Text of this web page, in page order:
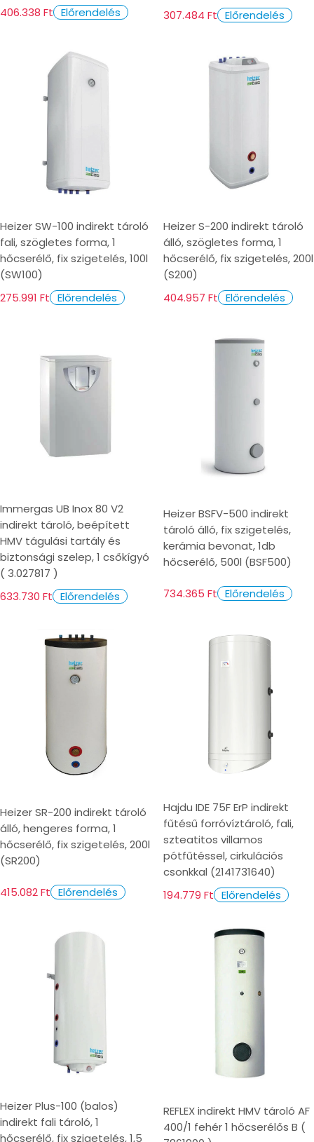
406.338 Ft Előrendelés
307.484 Ft Előrendelés
Heizer SW-100 indirekt tároló
fali, szögletes forma, 1
hőcserélő, fix szigetelés, 100l
(SW100)
275.991 Ft Előrendelés
Heizer S-200 indirekt tároló
álló, szögletes forma, 1
hőcserélő, fix szigetelés, 200l
(S200)
404.957 Ft Előrendelés
Immergas UB Inox 80 V2
indirekt tároló, beépített
HMV tágulási tartály és
biztonsági szelep, 1 csőkígyó
( 3.027817 )
633.730 Ft Előrendelés
Heizer BSFV-500 indirekt
tároló álló, fix szigetelés,
kerámia bevonat, 1db
hőcserélő, 500l (BSF500)
734.365 Ft Előrendelés
Heizer SR-200 indirekt tároló
álló, hengeres forma, 1
hőcserélő, fix szigetelés, 200l
(SR200)
415.082 Ft Előrendelés
Hajdu IDE 75F ErP indirekt
fűtésű forróvíztároló, fali,
szteatitos villamos
pótfűtéssel, cirkulációs
csonkkal (2141731640)
194.779 Ft Előrendelés
Heizer Plus-100 (balos)
indirekt fali tároló, 1
hőcserélő, fix szigetelés, 1,5
REFLEX indirekt HMV tároló AF
400/1 fehér 1 hőcserélős B (